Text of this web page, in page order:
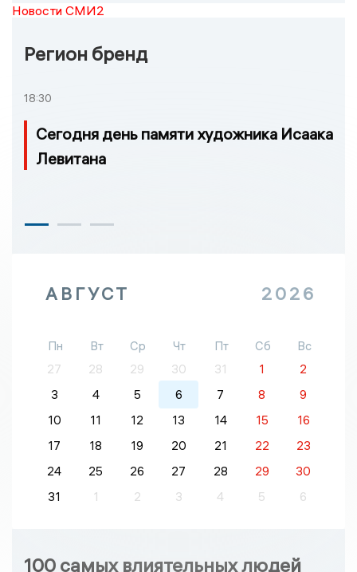
Новости СМИ2
Регион бренд
18:30
Сегодня день памяти художника Исаака
Левитана
АВГУСТ 2026
Пн Вт Ср Чт Пт Сб
Вс
27
28 29 30 31 1
2
3
4 5 6 7 8
9
10
11 12 13 14 15
16
17
18 19 20 21 22
23
24
25 26 27 28 29
30
31
1 2 3 4 5 6
100 самых влиятельных людей